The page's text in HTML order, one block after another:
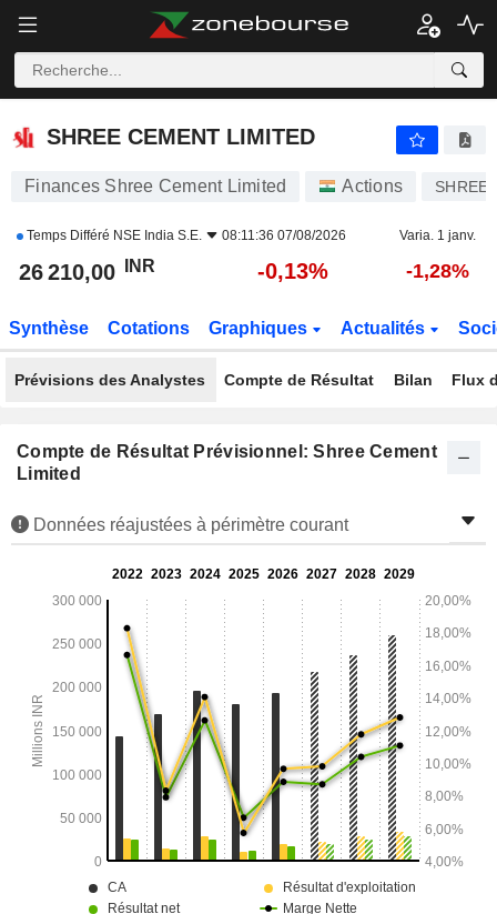
SHREE CEMENT LIMITED
SHREE CEMENT LIMITED
Finances Shree Cement Limited Actions
Temps Différé NSE India S.E. 08:11:36 07/08/2026 Varia. 1 janv.
26 210,00 INR -0,13% -1,28%
Synthèse Cotations Graphiques Actualités
Prévisions des Analystes Compte de Résultat Bilan Flux
Compte de Résultat Prévisionnel: Shree Cement
Limited
Données réajustées à périmètre courant